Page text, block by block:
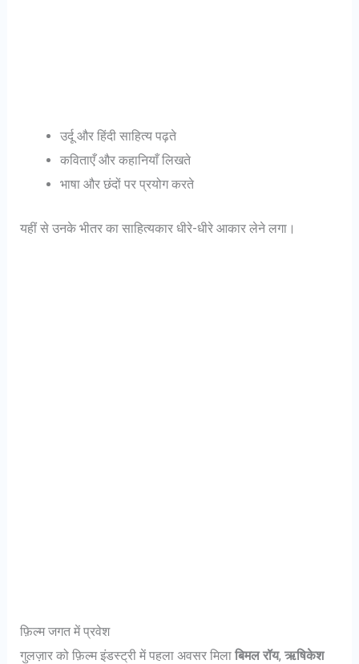
उर्दू और हिंदी साहित्य पढ़ते
कविताएँ और कहानियाँ लिखते
भाषा और छंदों पर प्रयोग करते
यहीं से उनके भीतर का साहित्यकार धीरे-धीरे आकार लेने लगा।
फ़िल्म जगत में प्रवेश
गुलज़ार को फ़िल्म इंडस्ट्री में पहला अवसर मिलाबिमल रॉय,ऋषिकेश